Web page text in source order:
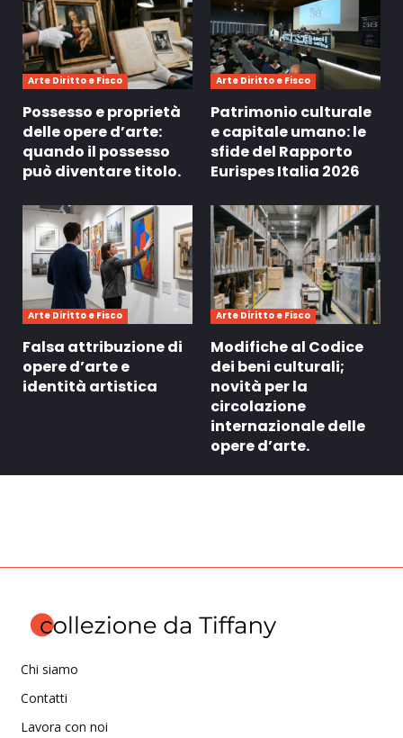
Arte Diritto e Fisco
Possesso e proprietà
delle opere d’arte:
quando il possesso
può diventare titolo.
Arte Diritto e Fisco
Patrimonio culturale
e capitale umano: le
sfide del Rapporto
Eurispes Italia 2026
Arte Diritto e Fisco
Falsa attribuzione di
opere d’arte e
identità artistica
Arte Diritto e Fisco
Modifiche al Codice
dei beni culturali;
novità per la
circolazione
internazionale delle
opere d’arte.
Chi siamo
Contatti
Lavora con noi